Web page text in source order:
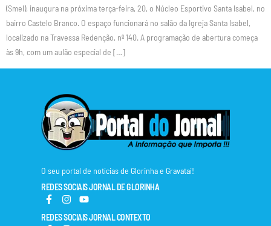
(Smel), inaugura na próxima terça-feira, 20, o Núcleo Esportivo Santa Isabel, no
bairro Castelo Branco. O espaço funcionará no salão da Igreja Santa Isabel,
localizado na Travessa Redenção, nº 140. A programação de abertura começa
às 9h, com um aulão especial de […]
O seu portal de notícias de Glorinha e Gravataí!
REDES SOCIAIS JORNAL DE GLORINHA
REDES SOCIAIS JORNAL CONTEXTO